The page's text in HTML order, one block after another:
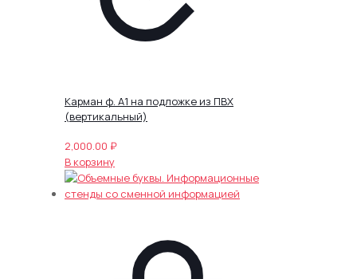
Карман ф. А1 на подложке из ПВХ
(вертикальный)
2,000.00 ₽
В корзину